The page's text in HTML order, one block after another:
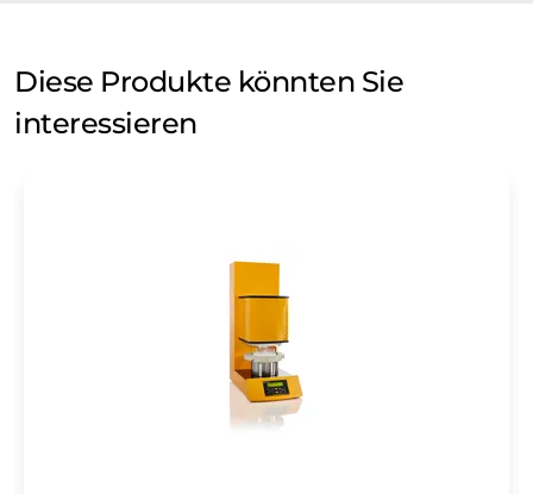
Diese Produkte könnten Sie
interessieren